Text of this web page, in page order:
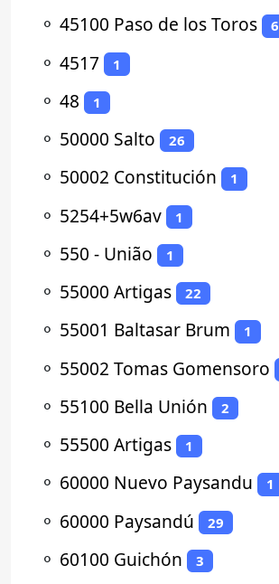
⚬ 45100 Paso de los Toros 6
⚬ 4517 1
⚬ 48 1
⚬ 50000 Salto 26
⚬ 50002 Constitución 1
⚬ 5254+5w6av 1
⚬ 550 - União 1
⚬ 55000 Artigas 22
⚬ 55001 Baltasar Brum 1
⚬ 55002 Tomas Gomensoro
⚬ 55100 Bella Unión 2
⚬ 55500 Artigas 1
⚬ 60000 Nuevo Paysandu 1
⚬ 60000 Paysandú 29
⚬ 60100 Guichón 3